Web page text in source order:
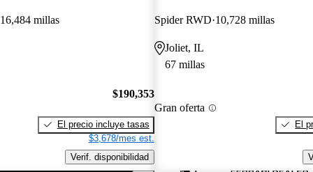
16,484 millas
$190,353
El precio incluye tasas
$3,678/mes est.
Verif. disponibilidad
Spider RWD 10,728 millas
Joliet, IL
67 millas
Gran oferta
El